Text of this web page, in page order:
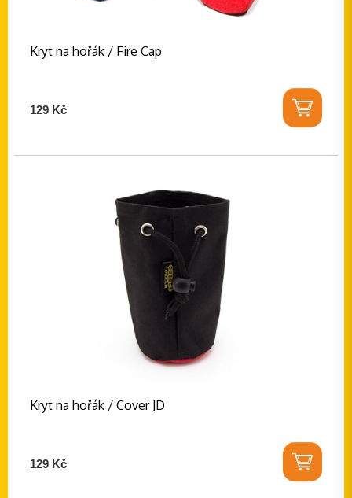
Kryt na hořák / Fire Cap
129 Kč
Kryt na hořák / Cover JD
129 Kč